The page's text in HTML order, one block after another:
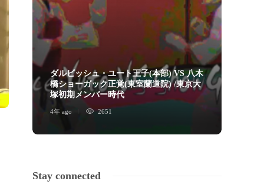
ダルビッシュ・ユート王子(本部) VS 八木
橋ショーガック正覚(東室蘭道院) /東京大
塚初期メンバー時代
4年 ago 2651
Stay connected